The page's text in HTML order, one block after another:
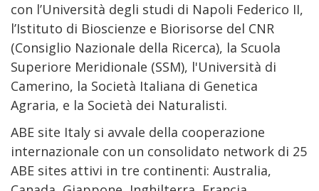
con l’Università degli studi di Napoli Federico II,
l’Istituto di Bioscienze e Biorisorse del CNR
(Consiglio Nazionale della Ricerca), la Scuola
Superiore Meridionale (SSM), l'Università di
Camerino, la Società Italiana di Genetica
Agraria, e la Società dei Naturalisti.
ABE site Italy si avvale della cooperazione
internazionale con un consolidato network di 25
ABE sites attivi in tre continenti: Australia,